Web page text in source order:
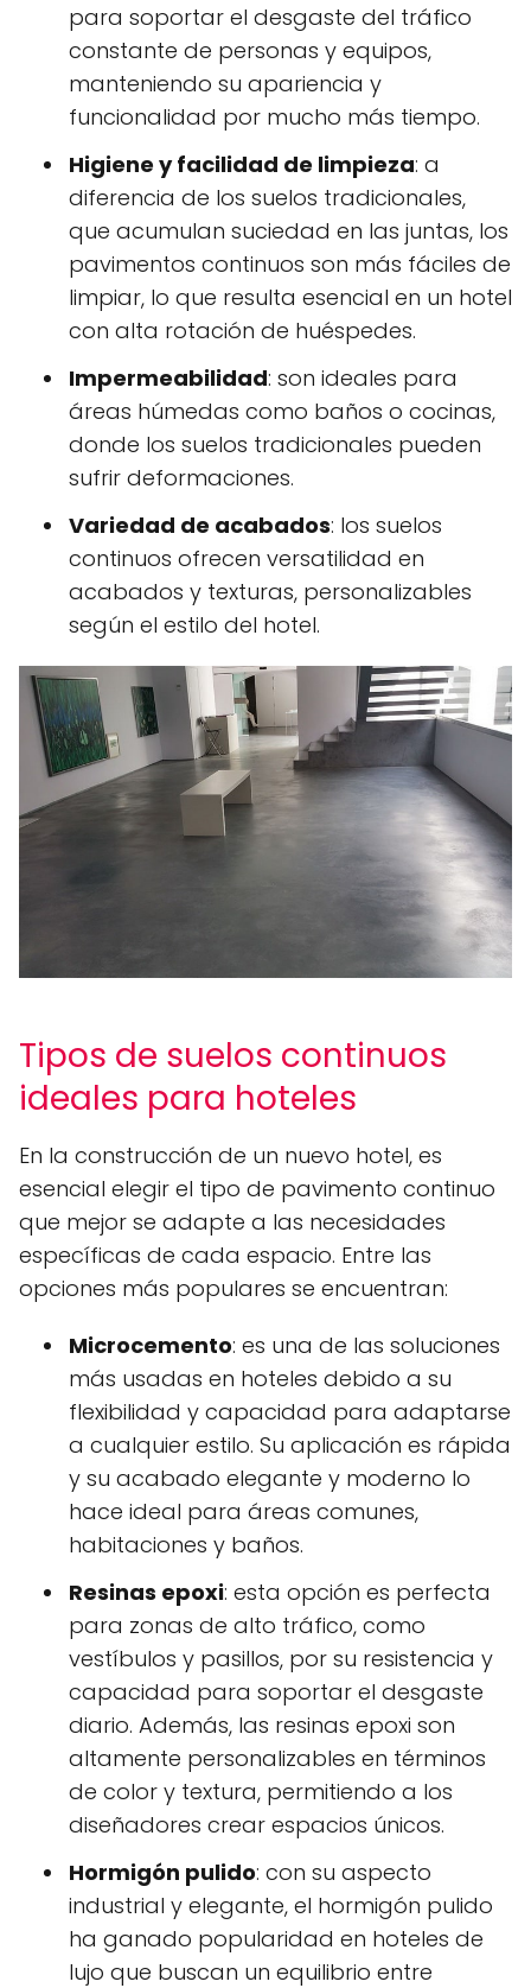
para soportar el desgaste del tráfico
constante de personas y equipos,
manteniendo su apariencia y
funcionalidad por mucho más tiempo.
Higiene y facilidad de limpieza: a
diferencia de los suelos tradicionales,
que acumulan suciedad en las juntas, los
pavimentos continuos son más fáciles de
limpiar, lo que resulta esencial en un hotel
con alta rotación de huéspedes.
Impermeabilidad: son ideales para
áreas húmedas como baños o cocinas,
donde los suelos tradicionales pueden
sufrir deformaciones.
Variedad de acabados: los suelos
continuos ofrecen versatilidad en
acabados y texturas, personalizables
según el estilo del hotel.
Tipos de suelos continuos
ideales para hoteles
En la construcción de un nuevo hotel, es
esencial elegir el tipo de pavimento continuo
que mejor se adapte a las necesidades
específicas de cada espacio. Entre las
opciones más populares se encuentran:
Microcemento: es una de las soluciones
más usadas en hoteles debido a su
flexibilidad y capacidad para adaptarse
a cualquier estilo. Su aplicación es rápida
y su acabado elegante y moderno lo
hace ideal para áreas comunes,
habitaciones y baños.
Resinas epoxi: esta opción es perfecta
para zonas de alto tráfico, como
vestíbulos y pasillos, por su resistencia y
capacidad para soportar el desgaste
diario. Además, las resinas epoxi son
altamente personalizables en términos
de color y textura, permitiendo a los
diseñadores crear espacios únicos.
Hormigón pulido: con su aspecto
industrial y elegante, el hormigón pulido
ha ganado popularidad en hoteles de
lujo que buscan un equilibrio entre